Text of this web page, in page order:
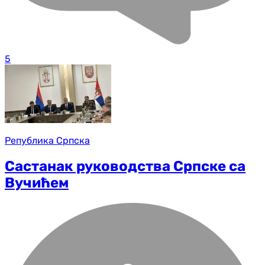
5
Република Српска
Састанак руководства Српске са
Вучићем